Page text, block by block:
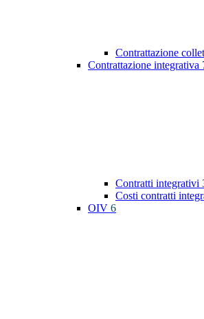
Contrattazione
Contrattazione integrativa
Contratti integrativi
Costi contratti
OIV 6